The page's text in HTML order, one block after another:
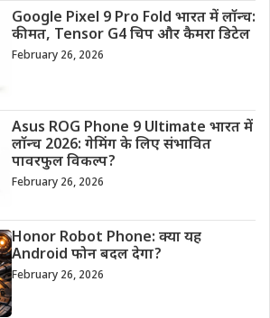
Google Pixel 9 Pro Fold भारत में लॉन्च:
कीमत, Tensor G4 चिप और कैमरा डिटेल
February 26, 2026
Asus ROG Phone 9 Ultimate भारत में
लॉन्च 2026: गेमिंग के लिए संभावित
पावरफुल विकल्प?
February 26, 2026
Honor Robot Phone: क्या यह
Android फोन बदल देगा?
February 26, 2026